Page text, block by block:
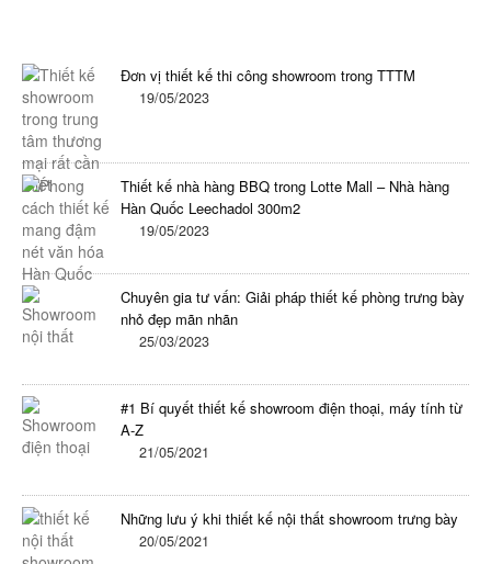
Đơn vị thiết kế thi công showroom trong TTTM
19/05/2023
Thiết kế nhà hàng BBQ trong Lotte Mall – Nhà hàng
Hàn Quốc Leechadol 300m2
19/05/2023
Chuyên gia tư vấn: Giải pháp thiết kế phòng trưng bày
nhỏ đẹp mãn nhãn
25/03/2023
#1 Bí quyết thiết kế showroom điện thoại, máy tính từ
A-Z
21/05/2021
Những lưu ý khi thiết kế nội thất showroom trưng bày
20/05/2021